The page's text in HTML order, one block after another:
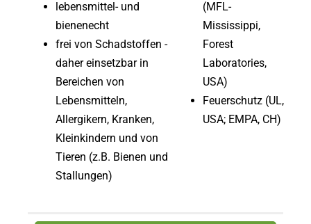
lebensmittel- und
bienenecht
frei von Schadstoffen -
daher einsetzbar in
Bereichen von
Lebensmitteln,
Allergikern, Kranken,
Kleinkindern und von
Tieren (z.B. Bienen und
Stallungen)
(MFL-
Mississippi,
Forest
Laboratories,
USA)
Feuerschutz (UL,
USA; EMPA, CH)